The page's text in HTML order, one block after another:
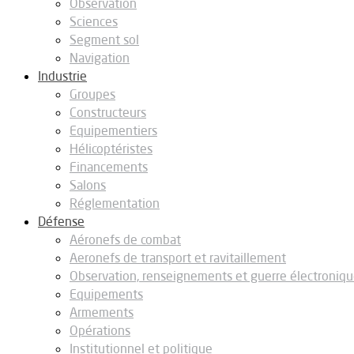
Observation
Sciences
Segment sol
Navigation
Industrie
Groupes
Constructeurs
Equipementiers
Hélicoptéristes
Financements
Salons
Réglementation
Défense
Aéronefs de combat
Aeronefs de transport et ravitaillement
Observation, renseignements et guerre
Equipements
Armements
Opérations
Institutionnel et politique